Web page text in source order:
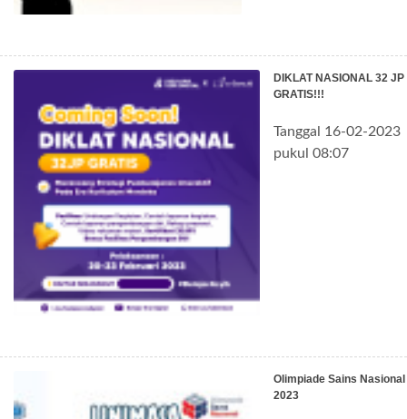
DIKLAT NASIONAL 32 JP
GRATIS!!!
Tanggal 16-02-2023
pukul 08:07
Olimpiade Sains Nasional
2023